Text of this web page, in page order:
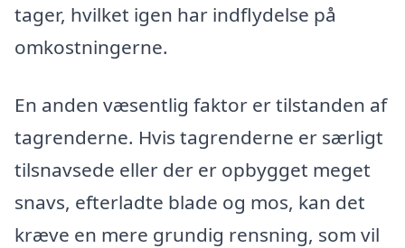
tager, hvilket igen har indflydelse på
omkostningerne.
En anden væsentlig faktor er tilstanden af
tagrenderne. Hvis tagrenderne er særligt
tilsnavsede eller der er opbygget meget
snavs, efterladte blade og mos, kan det
kræve en mere grundig rensning, som vil